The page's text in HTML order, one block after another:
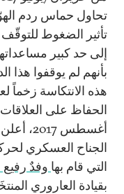
تحاول حماس ردم
تأثير الضغوط
إلى حد كبير
بأنهم لم يوقفوا
هذه الانتكاسة زخماً
الحفاظ على
أغسطس
الجناح العسكري
التي قام بها وفدٌ